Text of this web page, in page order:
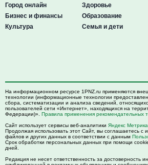
Город онлайн
Бизнес и финансы
Культура
Здоровье
Образование
Семья и дети
На информационном ресурсе 1PNZ.ru применяются
технологии (информационные технологии
сбора, систематизации и анализа сведений,
пользователей сети «Интернет», находящихся на
Федерации)». Правила применения рекомендательных
Сайт использует сервисы веб-аналитики Яндекс Метрика
Продолжая использовать этот Сайт, вы соглашаетесь с
файлов и других данных в соответствии с данным
Срок обработки персональных данных при помощи
дней.
Редакция не несет ответственность за достоверность